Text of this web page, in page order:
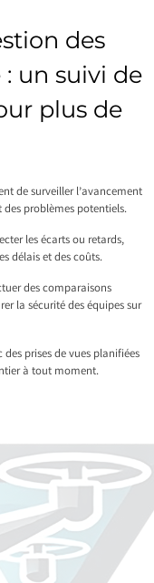
des
un suivi de
plus de
de surveiller l’avancement
problèmes potentiels.
les écarts ou retards,
délais et des coûts.
des comparaisons
la sécurité des équipes sur
prises de vues planifiées
à tout moment.